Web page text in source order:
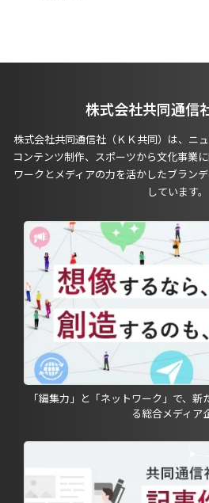
株式会社共同通信
株式会社共同通信社（ＫＫ共同）は、ニ
コンテンツ制作、スポーツから文化事業
ワークとメディアの力を活かしたブラン
しています。
「編集力」と「ネットワーク」で、
る総合メディア